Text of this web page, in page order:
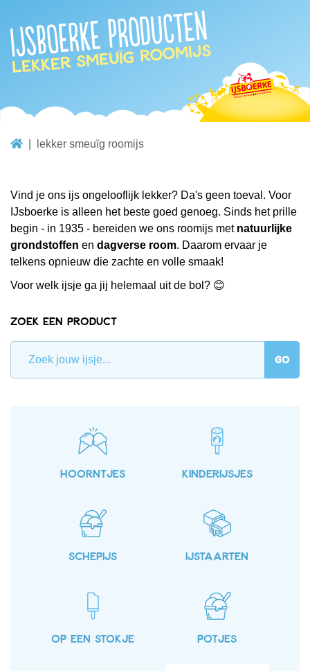
IJsboerke producten
lekker smeuïg roomijs
lekker smeuïg roomijs
Vind je ons ijs ongelooflijk lekker? Da's geen toeval. Voor
IJsboerke is alleen het beste goed genoeg. Sinds het prille
begin - in 1935 - bereiden we ons roomijs met natuurlijke
grondstoffen en dagverse room. Daarom ervaar je
telkens opnieuw die zachte en volle smaak!
Voor welk ijsje ga jij helemaal uit de bol? 😊
Zoek een product
GO
HOORNTJES KINDERIJSJES
SCHEPIJS IJSTAARTEN
OP EEN STOKJE POTJES